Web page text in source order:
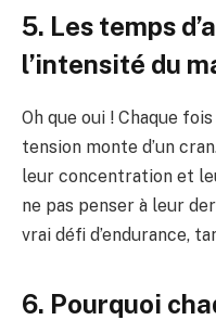
5. Les temps
l’intensité du
Oh que oui ! Chaque
tension monte d’un
leur concentration et
ne pas penser à leur
vrai défi d’endurance,
6. Pourquoi